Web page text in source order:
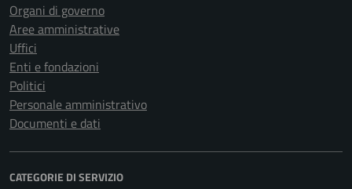
Organi di governo
Aree amministrative
Uffici
Enti e fondazioni
Politici
Personale amministrativo
Documenti e dati
CATEGORIE DI SERVIZIO